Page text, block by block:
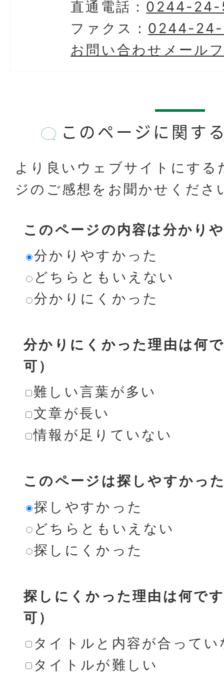
直通電話： 0244-
ファクス： 0244-
お問い合わせメール
このページに関す
より良いウェブサイトにする
ジのご感想をお聞かせくださ
このページの内容は分かり
分かりやすかった
どちらともいえない
分かりにくかった
分かりにくかった理由は何
可）
難しい言葉が多い
文章が長い
情報が足りていない
このページは探しやすかっ
探しやすかった
どちらともいえない
探しにくかった
探しにくかった理由は何で
可）
タイトルと内容が合ってい
タイトルが難しい